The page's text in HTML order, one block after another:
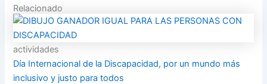
Relacionado
actividades
Día Internacional de la Discapacidad, por un mundo más
inclusivo y justo para todos